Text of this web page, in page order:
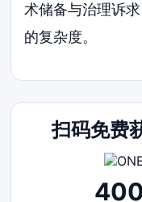
术储备与治理诉
的复杂度。
扫码免费